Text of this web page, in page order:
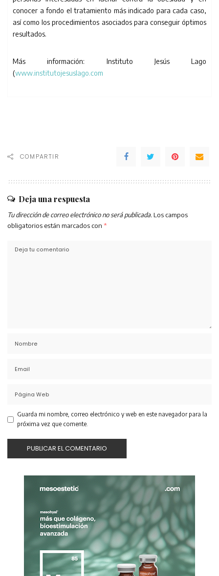
conocer a fondo el tratamiento más indicado para cada caso,
así como los procedimientos asociados para conseguir óptimos
resultados.
Más información: Instituto Jesús Lago
(www.institutojesuslago.com
COMPARTIR
Deja una respuesta
Tu dirección de correo electrónico no será publicada.Los campos
obligatorios están marcados con *
Guarda mi nombre, correo electrónico y web en este navegador para la
próxima vez que comente.